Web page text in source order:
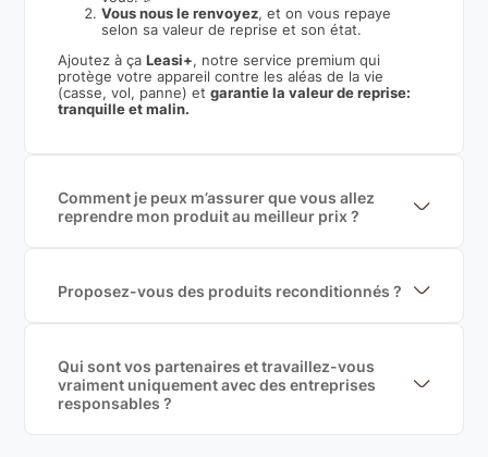
Vous nous le renvoyez, et on vous repaye
selon sa valeur de reprise et son état.
Ajoutez à ça Leasi+, notre service premium qui
protège votre appareil contre les aléas de la vie
(casse, vol, panne) etgarantie la valeur de reprise:
tranquille et malin.
Comment je peux m’assurer que vous allez
reprendre mon produit au meilleur prix ?
garantir le meilleur prix de rachat. De plus, nous
sommes rémunéré à la commission sur la valeur de
Proposez-vous des produits reconditionnés ?
produits officiels de grandes marques et du
reconditionné de haute qualité
Qui sont vos partenaires et travaillez-vous
vraiment uniquement avec des entreprises
responsables ?